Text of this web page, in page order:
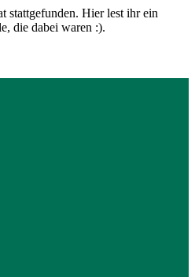
stattgefunden. Hier lest ihr ein
die dabei waren :).